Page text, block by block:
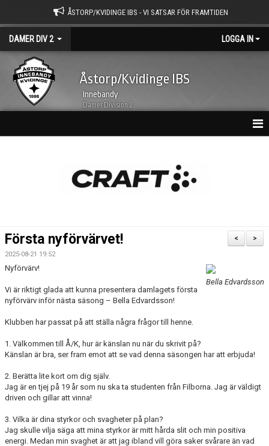
ÅSTORP/KVIDINGE IBS - VI SATSAR FÖR FRAMTIDEN
DAMER DIV 2 LOGGA IN
Åstorp/Kvidinge IBS
Innebandy
Damer Division 2
BILDGALLERI
KONTAKT
SERIETABELL
>
<
Första nyförvärvet!
2025-08-21 19:52
Bella Edvardsson
Nyförvärv!
Vi är riktigt glada att kunna presentera damlagets första
nyförvärv inför nästa säsong – Bella Edvardsson!
Klubben har passat på att ställa några frågor till henne.
1. Välkommen till Å/K, hur är känslan nu när du skrivit på?
Känslan är bra, ser fram emot att se vad denna säsongen har att erbjuda!
2. Berätta lite kort om dig själv.
Jag är en tjej på 19 år som nu ska ta studenten från Filborna. Jag är väldigt
driven och gillar att vinna!
3. Vilka är dina styrkor och svagheter på plan?
Jag skulle vilja säga att mina styrkor är mitt hårda slit och min positiva
energi. Medan min svaghet är att jag ibland vill göra saker svårare än vad